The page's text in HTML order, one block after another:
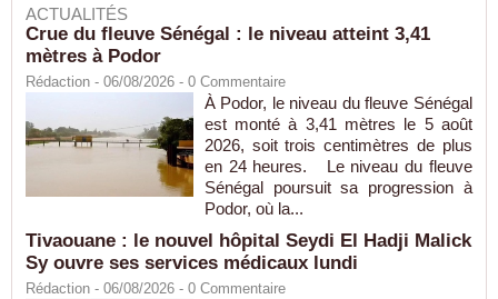
ACTUALITÉS
Crue du fleuve Sénégal : le niveau atteint 3,41
mètres à Podor
Rédaction - 06/08/2026 - 0 Commentaire
À Podor, le niveau du fleuve Sénégal
est monté à 3,41 mètres le 5 août
2026, soit trois centimètres de plus
en 24 heures. Le niveau du fleuve
Sénégal poursuit sa progression à
Podor, où la...
Tivaouane : le nouvel hôpital Seydi El Hadji Malick
Sy ouvre ses services médicaux lundi
Rédaction - 06/08/2026 - 0 Commentaire